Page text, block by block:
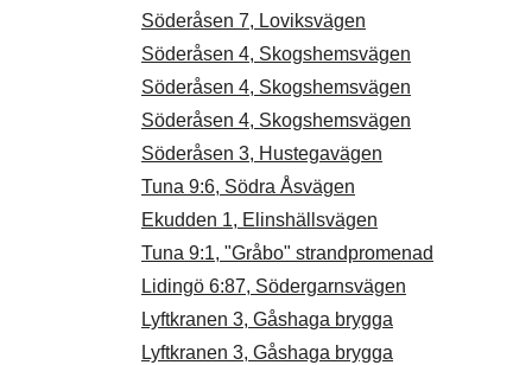
Söderåsen 7, Loviksvägen
Söderåsen 4, Skogshemsvägen
Söderåsen 4, Skogshemsvägen
Söderåsen 4, Skogshemsvägen
Söderåsen 3, Hustegavägen
Tuna 9:6, Södra Åsvägen
Ekudden 1, Elinshällsvägen
Tuna 9:1, "Gråbo" strandpromenad
Lidingö 6:87, Södergarnsvägen
Lyftkranen 3, Gåshaga brygga
Lyftkranen 3, Gåshaga brygga